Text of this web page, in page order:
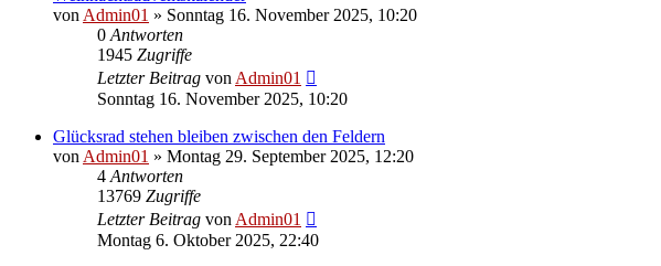
von Admin01 » Sonntag 16. November 2025, 10:20
0 Antworten
1945 Zugriffe
Letzter Beitrag von Admin01
Sonntag 16. November 2025, 10:20
Glücksrad stehen bleiben zwischen den Feldern
von Admin01 » Montag 29. September 2025, 12:20
4 Antworten
13769 Zugriffe
Letzter Beitrag von Admin01
Montag 6. Oktober 2025, 22:40